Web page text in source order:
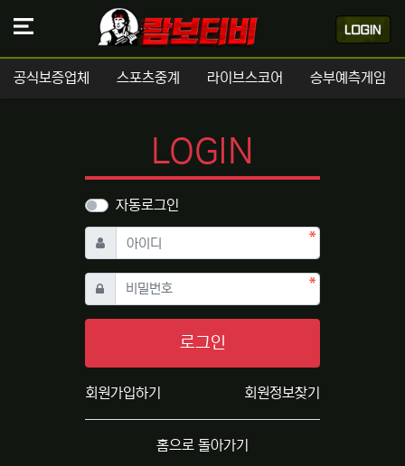
공식보증업체 스포츠중계 라이브스코어 승부예측게임
LOGIN
자동로그인
아이디 필수
비밀번호필수
로그인
회원가입하기 회원정보찾기
홈으로 돌아가기